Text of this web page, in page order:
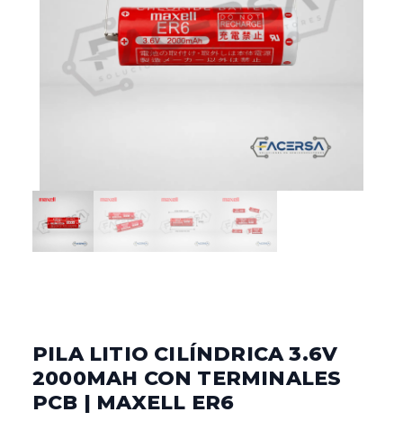
PILA LITIO CILÍNDRICA 3.6V
2000MAH CON TERMINALES
PCB | MAXELL ER6